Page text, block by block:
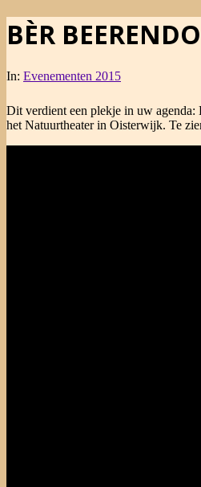
BÈR
In: Evenementen 2015
Dit verdient een plekje in uw
het Natuurtheater in Oisterwijk. Te